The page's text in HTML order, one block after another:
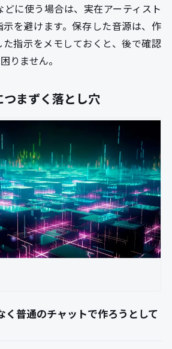
どに使う場合は、実在アーティスト
を避けます。保存した音源は、作
指示をメモしておくと、後で確認
りません。
まずく落とし穴
く普通のチャットで作ろうとして